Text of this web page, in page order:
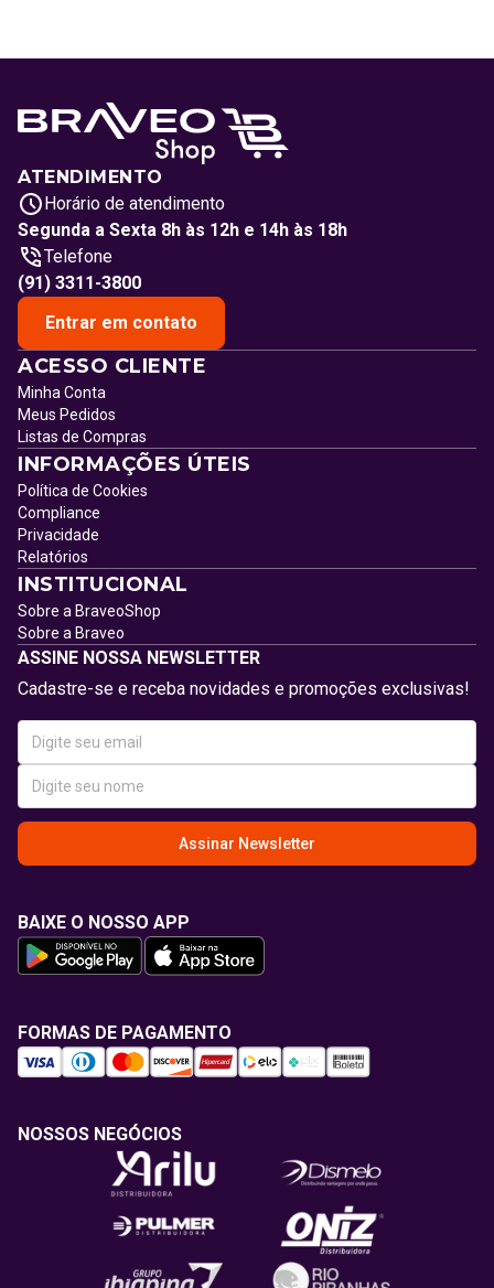
ATENDIMENTO
Horário de atendimento
Segunda a Sexta 8h às 12h e 14h às 18h
Telefone
(91) 3311-3800
Entrar em contato
ACESSO CLIENTE
Minha Conta
Meus Pedidos
Listas de Compras
INFORMAÇÕES ÚTEIS
Política de Cookies
Compliance
Privacidade
Relatórios
INSTITUCIONAL
Sobre a BraveoShop
Sobre a Braveo
ASSINE NOSSA NEWSLETTER
Cadastre-se e receba novidades e promoções exclusivas!
Assinar Newsletter
BAIXE O NOSSO APP
FORMAS DE PAGAMENTO
NOSSOS NEGÓCIOS